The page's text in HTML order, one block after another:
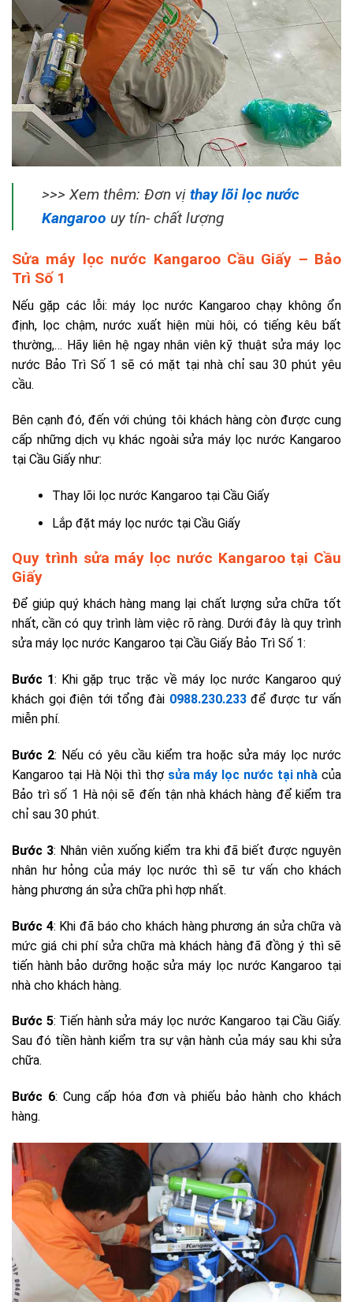
>>> Xem thêm: Đơn vị thay lõi lọc nước
Kangaroo uy tín- chất lượng
Sửa máy lọc nước Kangaroo Cầu Giấy – Bảo
Trì Số 1
Nếu gặp các lỗi: máy lọc nước Kangaroo chạy không ổn
định, lọc chậm, nước xuất hiện mùi hôi, có tiếng kêu bất
thường,… Hãy liên hệ ngay nhân viên kỹ thuật sửa máy lọc
nước Bảo Trì Số 1 sẽ có mặt tại nhà chỉ sau 30 phút yêu
cầu.
Bên cạnh đó, đến với chúng tôi khách hàng còn được cung
cấp những dịch vụ khác ngoài sửa máy lọc nước Kangaroo
tại Cầu Giấy như:
Thay lõi lọc nước Kangaroo tại Cầu Giấy
Lắp đặt máy lọc nước tại Cầu Giấy
Quy trình sửa máy lọc nước Kangaroo tại Cầu
Giấy
Để giúp quý khách hàng mang lại chất lượng sửa chữa tốt
nhất, cần có quy trình làm việc rõ ràng. Dưới đây là quy trình
sửa máy lọc nước Kangaroo tại Cầu Giấy Bảo Trì Số 1:
Bước 1: Khi gặp trục trặc về máy lọc nước Kangaroo quý
khách gọi điện tới tổng đài 0988.230.233để được tư vấn
miễn phí.
Bước 2: Nếu có yêu cầu kiểm tra hoặc sửa máy lọc nước
Kangaroo tại Hà Nội thì thợ sửa máy lọc nước tại nhà của
Bảo trì số 1 Hà nội sẽ đến tận nhà khách hàng để kiểm tra
chỉ sau 30 phút.
Bước 3: Nhân viên xuống kiểm tra khi đã biết được nguyên
nhân hư hỏng của máy lọc nước thì sẽ tư vấn cho khách
hàng phương án sửa chữa phì hợp nhất.
Bước 4: Khi đã báo cho khách hàng phương án sửa chữa và
mức giá chi phí sửa chữa mà khách hàng đã đồng ý thì sẽ
tiến hành bảo dưỡng hoặc sửa máy lọc nước Kangaroo tại
nhà cho khách hàng.
Bước 5: Tiến hành sửa máy lọc nước Kangaroo tại Cầu Giấy.
Sau đó tiền hành kiểm tra sự vận hành của máy sau khi sửa
chữa.
Bước 6: Cung cấp hóa đơn và phiếu bảo hành cho khách
hàng.